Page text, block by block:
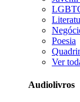
Poesia
Ver
Audiolivros